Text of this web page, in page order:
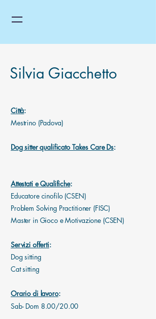
Silvia Giacchetto
Città:
Mestrino (Padova)
Dog sitter qualificato Takes Care Ds:
Attestati e Qualifiche:
Educatore cinofilo (CSEN)
Problem Solving Practitioner (FISC)
Master in Gioco e Motivazione (CSEN)
Servizi offerti:
Dog sitting
Cat sitting
Orario di lavoro:
Sab- Dom 8.00/20.00